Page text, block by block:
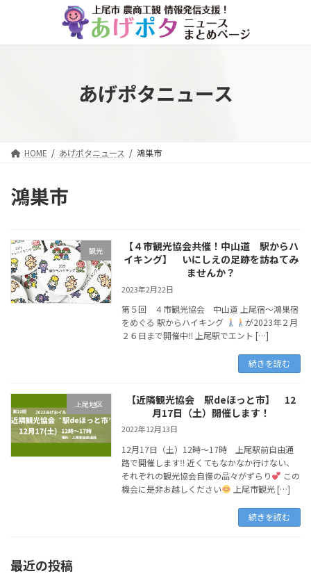
あげポタニュース
HOME あげポタニュース 鴻巣市
鴻巣市
観光
【４市観光協会共催！中山道 駅からハ
イキング】 いにしえの足跡を訪ねてみ
ませんか？
2023年2月22日
第５回 ４市観光協会 中山道 上尾宿～鴻巣宿
をめぐる 駅からハイキング
が2023年２月
２６日まで開催中‼ 上尾駅でエント […]
続きを読む
上尾地区
【近隣観光協会 駅deほっと市】 12
月17日（土）開催します！
2022年12月13日
12月17日（土）12時～17時 上尾駅前自由通
路で開催します‼ 近くてもなかなか行けない、
それぞれの観光協会自慢の品々がずらり
この
機会に是非お越しください
上尾市観光 […]
続きを読む
最近の投稿